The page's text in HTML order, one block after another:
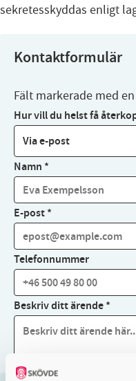
sekretesskyddas enligt
Kontaktformulär
Fält markerade med
Hur vill du helst få
Namn *
E-post*
Telefonnummer
Beskriv ditt ärende*